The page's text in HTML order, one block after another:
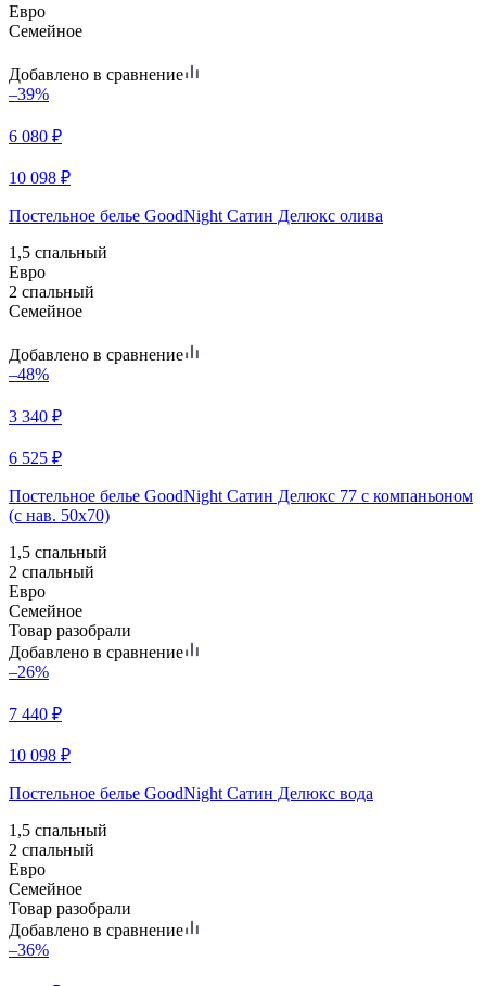
Евро
Семейное
Добавлено в сравнение
–39%
6 080 ₽
10 098 ₽
Постельное белье GoodNight Сатин Делюкс олива
1,5 спальный
Евро
2 спальный
Семейное
Добавлено в сравнение
–48%
3 340 ₽
6 525 ₽
Постельное белье GoodNight Сатин Делюкс 77 с компаньоном
(с нав. 50х70)
1,5 спальный
2 спальный
Евро
Семейное
Товар разобрали
Добавлено в сравнение
–26%
7 440 ₽
10 098 ₽
Постельное белье GoodNight Сатин Делюкс вода
1,5 спальный
2 спальный
Евро
Семейное
Товар разобрали
Добавлено в сравнение
–36%